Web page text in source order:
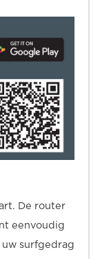
De router
eenvoudig
surfgedrag